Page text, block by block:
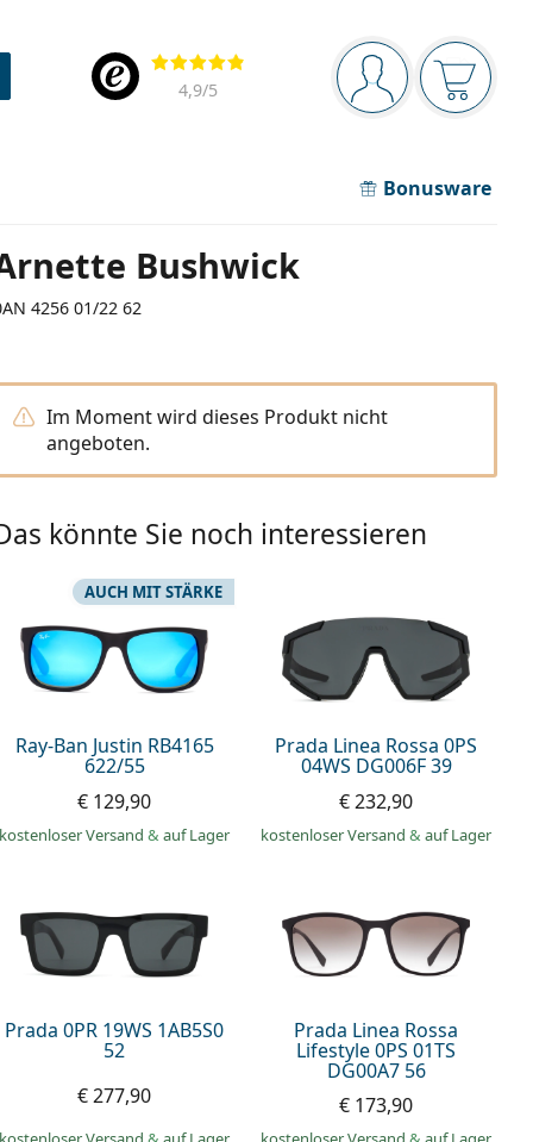
Navigationsleiste
Sie sind Der
Bewertung
4,9/5
Bonusware
Bushwick
4256 01/22 62
Im Moment wird dieses Produkt nicht
angeboten.
könnte Sie noch interessieren
Ray-Ban Justin RB4165
622/55
AUCH MIT STÄRKE
€ 129,90
kostenloser Versand& auf Lager
Prada Linea Rossa 0PS
04WS DG006F 39
€ 232,90
kostenloser Versand& auf Lager
Prada 0PR 19WS 1AB5S0
52
€ 277,90
Prada Linea Rossa
Lifestyle 0PS 01TS
DG00A7 56
€ 173,90